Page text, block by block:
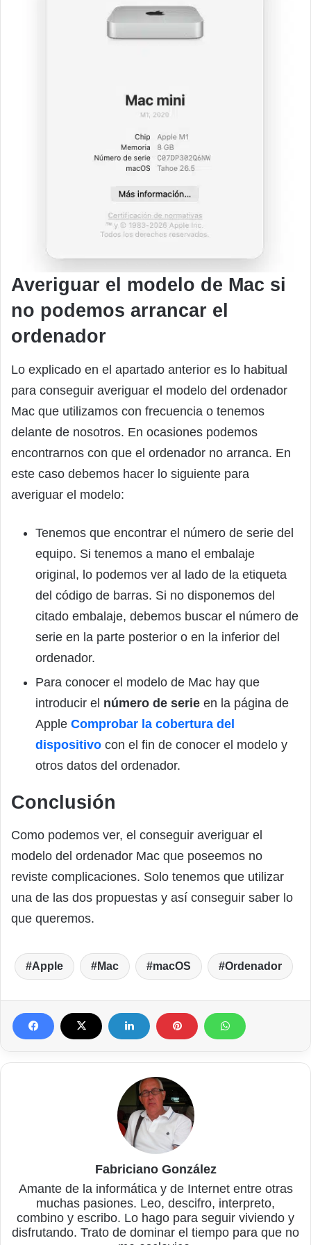
Averiguar el modelo de Mac si
no podemos arrancar el
ordenador
Lo explicado en el apartado anterior es lo habitual
para conseguir averiguar el modelo del ordenador
Mac que utilizamos con frecuencia o tenemos
delante de nosotros. En ocasiones podemos
encontrarnos con que el ordenador no arranca. En
este caso debemos hacer lo siguiente para
averiguar el modelo:
Tenemos que encontrar el número de serie del
equipo. Si tenemos a mano el embalaje
original, lo podemos ver al lado de la etiqueta
del código de barras. Si no disponemos del
citado embalaje, debemos buscar el número de
serie en la parte posterior o en la inferior del
ordenador.
Para conocer el modelo de Mac hay que
introducir el número de serie en la página de
Apple Comprobar la cobertura del
dispositivo con el fin de conocer el modelo y
otros datos del ordenador.
Conclusión
Como podemos ver, el conseguir averiguar el
modelo del ordenador Mac que poseemos no
reviste complicaciones. Solo tenemos que utilizar
una de las dos propuestas y así conseguir saber lo
que queremos.
Apple Mac macOS Ordenador
Fabriciano González
Amante de la informática y de Internet entre otras
muchas pasiones. Leo, descifro, interpreto,
combino y escribo. Lo hago para seguir viviendo y
disfrutando. Trato de dominar el tiempo para que no